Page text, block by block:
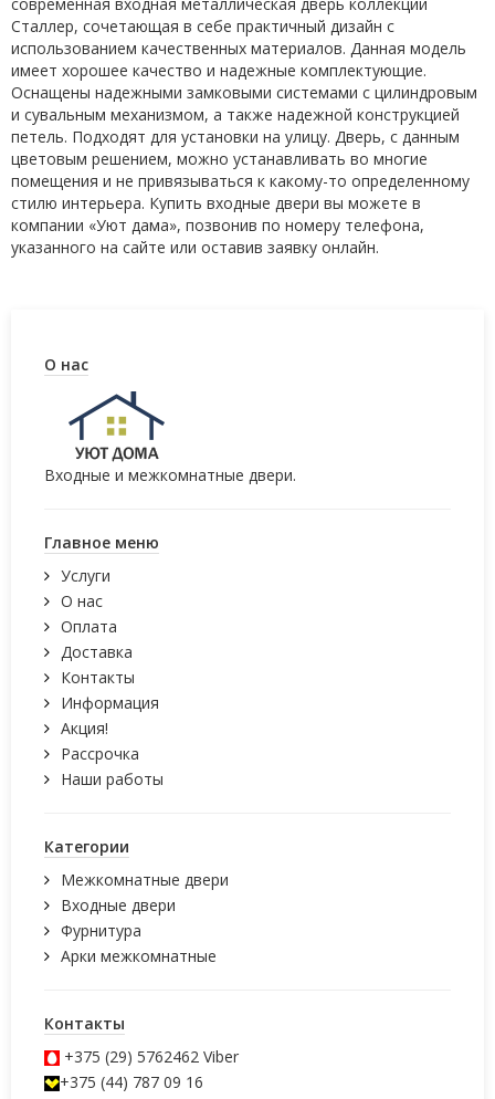
Сталлер, сочетающая в себе практичный дизайн с
использованием качественных материалов. Данная модель
имеет хорошее качество и надежные комплектующие.
Оснащены надежными замковыми системами с цилиндровым
и сувальным механизмом, а также надежной конструкцией
петель. Подходят для установки на улицу. Дверь, с данным
цветовым решением, можно устанавливать во многие
помещения и не привязываться к какому-то определенному
стилю интерьера. Купить входные двери вы можете в
компании «Уют дама», позвонив по номеру телефона,
указанного на сайте или оставив заявку онлайн.
О нас
Входные и межкомнатные двери.
Главное меню
Услуги
О нас
Оплата
Доставка
Контакты
Информация
Акция!
Рассрочка
Наши работы
Категории
Межкомнатные двери
Входные двери
Фурнитура
Арки межкомнатные
Контакты
+375 (29) 5762462 Viber
+375 (44) 787 09 16